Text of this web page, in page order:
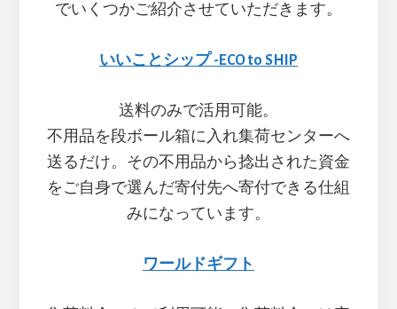
でいくつかご紹介させていただきます。
いいことシップ -ECO to SHIP
送料のみで活用可能。
不用品を段ボール箱に入れ集荷センターへ
送るだけ。その不用品から捻出された資金
をご自身で選んだ寄付先へ寄付できる仕組
みになっています。
ワールドギフト